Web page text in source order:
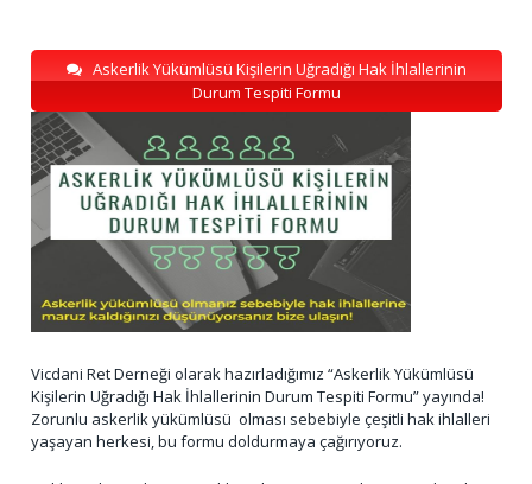
Askerlik Yükümlüsü Kişilerin Uğradığı Hak İhlallerinin
Durum Tespiti Formu
Vicdani Ret Derneği olarak hazırladığımız “Askerlik Yükümlüsü
Kişilerin Uğradığı Hak İhlallerinin Durum Tespiti Formu” yayında!
Zorunlu askerlik yükümlüsü olması sebebiyle çeşitli hak ihlalleri
yaşayan herkesi, bu formu doldurmaya çağırıyoruz.